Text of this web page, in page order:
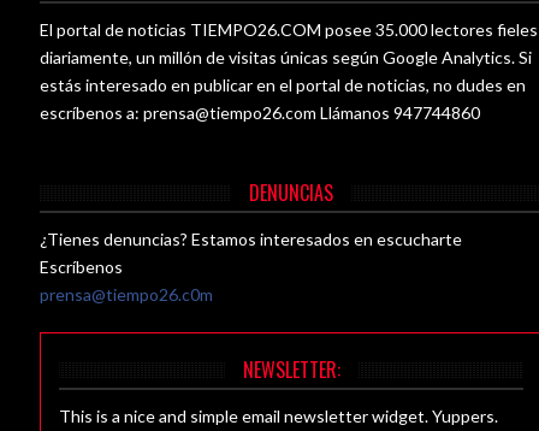
El portal de noticias TIEMPO26.COM posee 35.000 lectores fieles
diariamente, un millón de visitas únicas según Google Analytics. Si
estás interesado en publicar en el portal de noticias, no dudes en
escríbenos a:prensa@tiempo26.com Llámanos 947744860
DENUNCIAS
¿Tienes denuncias? Estamos interesados en escucharte
Escríbenos
prensa@tiempo26.c0m
NEWSLETTER:
This is a nice and simple email newsletter widget. Yuppers.